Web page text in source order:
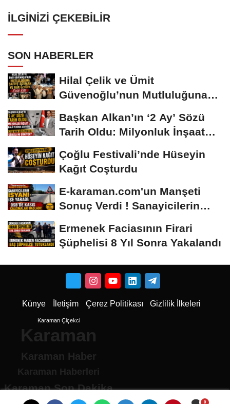
İLGINIZI ÇEKEBILIR
SON HABERLER
Hilal Çelik ve Ümit
Güvenoğlu’nun Mutluluğuna
Başkan Alkan’ın ‘2 Ay’ Sözü
Tarih Oldu: Milyonluk İnşaat
Çoğlu Festivali’nde Hüseyin
Kağıt Coşturdu
E-karaman.com'un Manşeti
Sonuç Verdi ! Sanayicilerin
Ermenek Faciasının Firari
Şüphelisi 8 Yıl Sonra Yakalandı
Künye İletişim Çerez Politikası Gizlilik İlkeleri
Karaman Çiçekci
Karaman
Karaman Haber
Karaman Haberleri
Karaman Son Dakika